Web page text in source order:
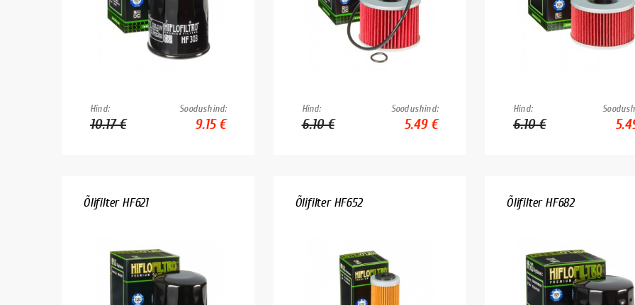
Hind:
10.17 €
Soodushind:
9.15 €
Hind:
6.10 €
Soodushind:
5.49 €
Hind:
6.10 €
Õlifilter HF621 Õlifilter HF652 Õlifilter HF682